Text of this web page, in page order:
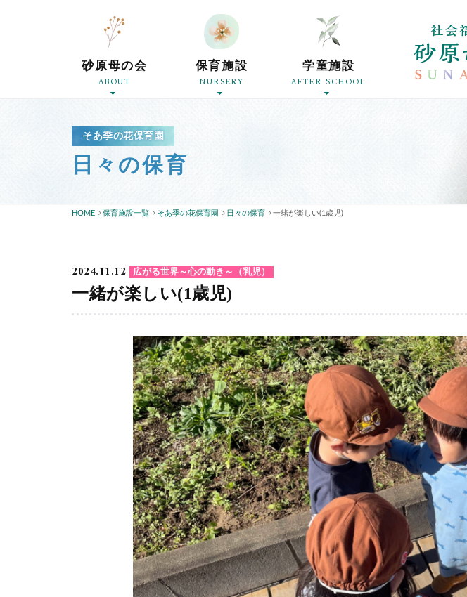
砂原母の会
ABOUT
保育施設
NURSERY
学童施設
AFTER SCHOOL
そあ季の花保育園
日々の保育
HOME 保育施設一覧 そあ季の花保育園 日々の保育 一緒が楽しい(1歳児)
2024.11.12 広がる世界～心の動き～（乳児）
一緒が楽しい(1歳児)